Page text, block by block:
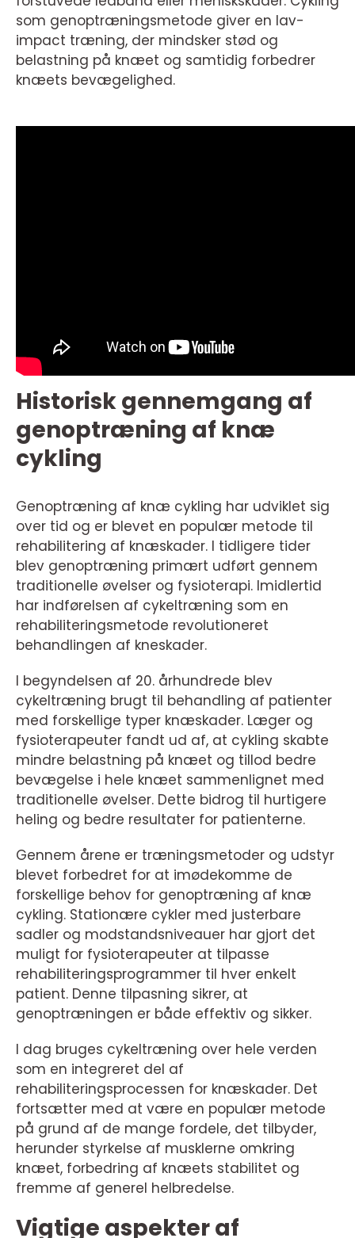
som genoptræningsmetode giver en lav-
impact træning, der mindsker stød og
belastning på knæet og samtidig forbedrer
knæets bevægelighed.
Historisk gennemgang af
genoptræning af knæ
cykling
Genoptræning af knæ cykling har udviklet sig
over tid og er blevet en populær metode til
rehabilitering af knæskader. I tidligere tider
blev genoptræning primært udført gennem
traditionelle øvelser og fysioterapi. Imidlertid
har indførelsen af cykeltræning som en
rehabiliteringsmetode revolutioneret
behandlingen af kneskader.
I begyndelsen af 20. århundrede blev
cykeltræning brugt til behandling af patienter
med forskellige typer knæskader. Læger og
fysioterapeuter fandt ud af, at cykling skabte
mindre belastning på knæet og tillod bedre
bevægelse i hele knæet sammenlignet med
traditionelle øvelser. Dette bidrog til hurtigere
heling og bedre resultater for patienterne.
Gennem årene er træningsmetoder og udstyr
blevet forbedret for at imødekomme de
forskellige behov for genoptræning af knæ
cykling. Stationære cykler med justerbare
sadler og modstandsniveauer har gjort det
muligt for fysioterapeuter at tilpasse
rehabiliteringsprogrammer til hver enkelt
patient. Denne tilpasning sikrer, at
genoptræningen er både effektiv og sikker.
I dag bruges cykeltræning over hele verden
som en integreret del af
rehabiliteringsprocessen for knæskader. Det
fortsætter med at være en populær metode
på grund af de mange fordele, det tilbyder,
herunder styrkelse af musklerne omkring
knæet, forbedring af knæets stabilitet og
fremme af generel helbredelse.
Vigtige aspekter af